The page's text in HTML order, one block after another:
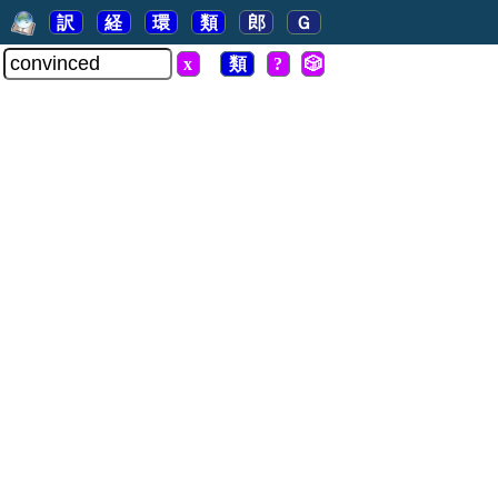
訳 経 環 類 郎 Ｇ
x 類 ? 🎲